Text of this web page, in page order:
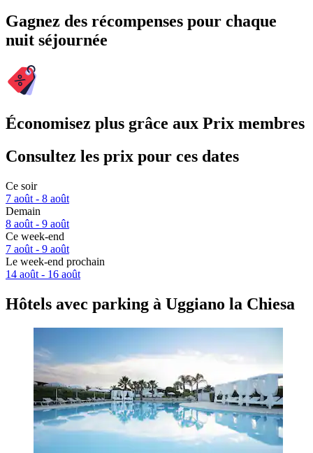
Gagnez des récompenses pour chaque
nuit séjournée
Économisez plus grâce aux Prix membres
Consultez les prix pour ces dates
Ce soir
7 août - 8 août
Demain
8 août - 9 août
Ce week-end
7 août - 9 août
Le week-end prochain
14 août - 16 août
Hôtels avec parking à Uggiano la Chiesa